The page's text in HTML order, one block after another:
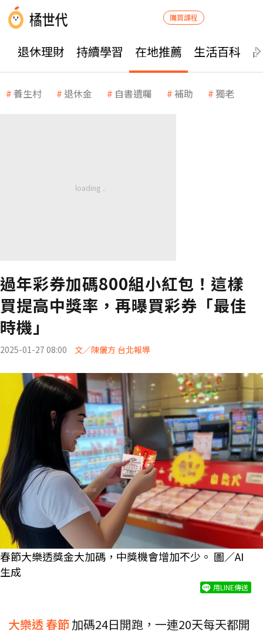
購買課程
退休理財 持續學習 在地推薦 生活百科
養生村 退休金 自書遺囑 補助 獨老
過年彩券加碼800組小紅包！這樣
買提高中獎率，再曝買彩券「最佳
時機」
2025-01-27 08:00 文／陳儷方 台北報導
春節大樂透獎金大加碼，中獎機會增加不少。 圖／AI
生成
用LINE傳送
大樂透春節加碼24日開跑，一連20天每天都開